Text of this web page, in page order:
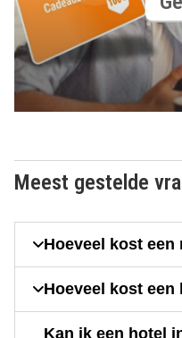
Meest gestelde
Hoeveel kost een
Hoeveel kost
Kan ik een hotel